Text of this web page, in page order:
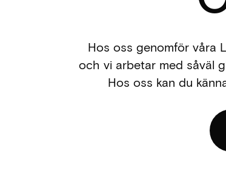
Hos oss genomför våra
och vi arbetar med såväl
Hos oss kan du